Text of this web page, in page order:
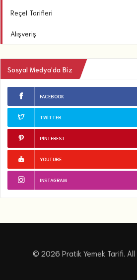
Reçel Tarifleri
Alışveriş
Sosyal Medya’da Biz
FACEBOOK
TWITTER
PINTEREST
YOUTUBE
INSTAGRAM
© 2026 Pratik Yemek Tarifi. All